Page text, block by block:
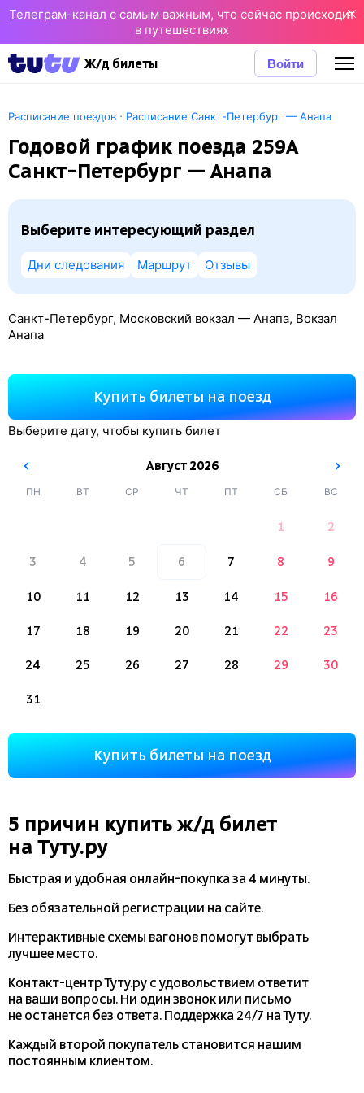
Телеграм-канал с самым важным, что сейчас происходит
в путешествиях
Ж/д билеты Войти
Расписание поездов · Расписание Санкт-Петербург — Анапа
Годовой график поезда 259А
Санкт-Петербург — Анапа
Выберите интересующий раздел
Дни следования Маршрут Отзывы
Санкт-Петербург, Московский вокзал — Анапа, Вокзал
Анапа
Купить билеты на поезд
Выберите дату, чтобы купить билет
Август2026
ПН ВТ СР ЧТ ПТ СБ ВС
1 2
3 4 5 6 7 8 9
10 11 12 13 14 15 16
17 18 19 20 21 22 23
24 25 26 27 28 29 30
31
Купить билеты на поезд
5 причин купить ж/д билет
на Туту.ру
Быстрая и удобная онлайн-покупказа 4 минуты.
Без обязательной регистрации на сайте.
Интерактивные схемы вагонов помогут выбрать
лучшее место.
Контакт-центр Туту.ру с удовольствием ответит
на ваши вопросы. Ни один звонок или письмо
не останется без ответа. Поддержка 24/7 на Туту.
Каждый второй покупатель становится нашим
постоянным клиентом.